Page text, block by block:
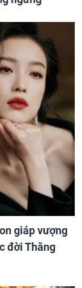
giáp vượng
đời Thăng